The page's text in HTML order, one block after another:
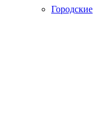
Городские